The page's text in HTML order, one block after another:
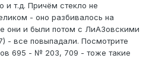
и т.д. Причём стекло не
- оно разбивалось на
они и были потом с ЛиАЗовскими
- все повыпадали. Посмотрите
695 - № 203, 709 - тоже такие